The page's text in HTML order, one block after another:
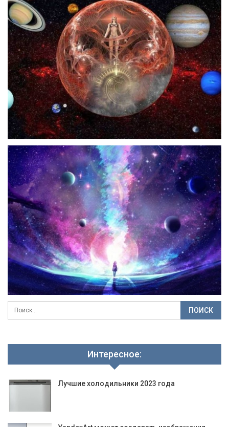
Интересное:
Лучшие холодильники 2023 года